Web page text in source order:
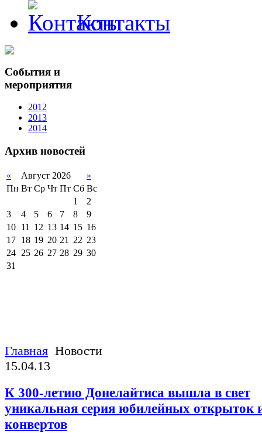
Контакты
События и
мероприятия
2012
2013
2014
Архив новостей
« Август 2026
»
Пн Вт Ср Чт Пт Сб Вс
1
2
3
4 5 6 7 8
9
10 11 12 13 14 15 16
17 18 19 20 21 22 23
24 25 26 27 28 29 30
31
Главная Новости
15.04.13
К 300-летию Донелайтиса вышла в свет
уникальная серия юбилейных открыток
конвертов